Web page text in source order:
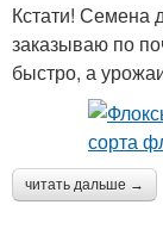
Кстати! Семена
заказываю по
быстро, а
читать дальше →